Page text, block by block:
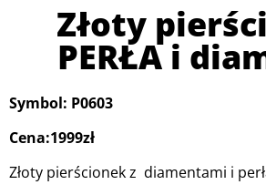
Złoty
PERŁA i
Symbol: P0603
Cena:1999zł
Złoty pierścionek z diamentami i